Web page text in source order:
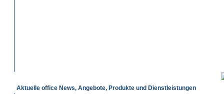
Aktuelle office News, Angebote, Produkte und Dienstleistungen